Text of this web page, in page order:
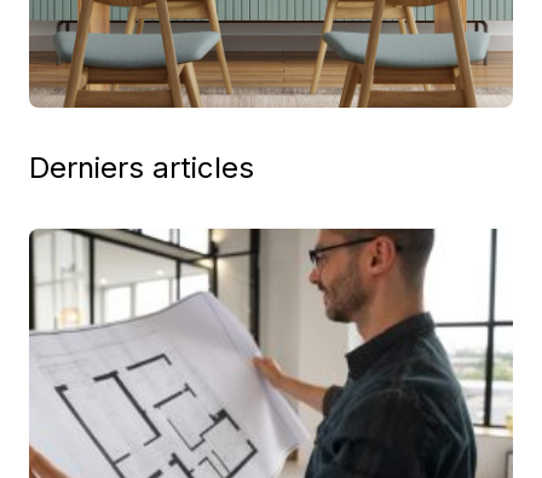
Derniers articles